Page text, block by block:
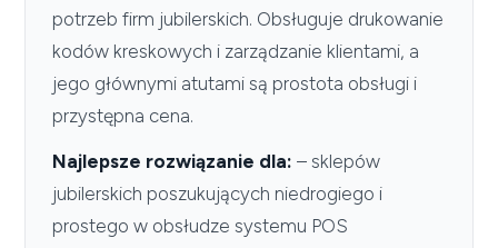
potrzeb firm jubilerskich. Obsługuje drukowanie
kodów kreskowych i zarządzanie klientami, a
jego głównymi atutami są prostota obsługi i
przystępna cena.
Najlepsze rozwiązanie dla:– sklepów
jubilerskich poszukujących niedrogiego i
prostego w obsłudze systemu POS